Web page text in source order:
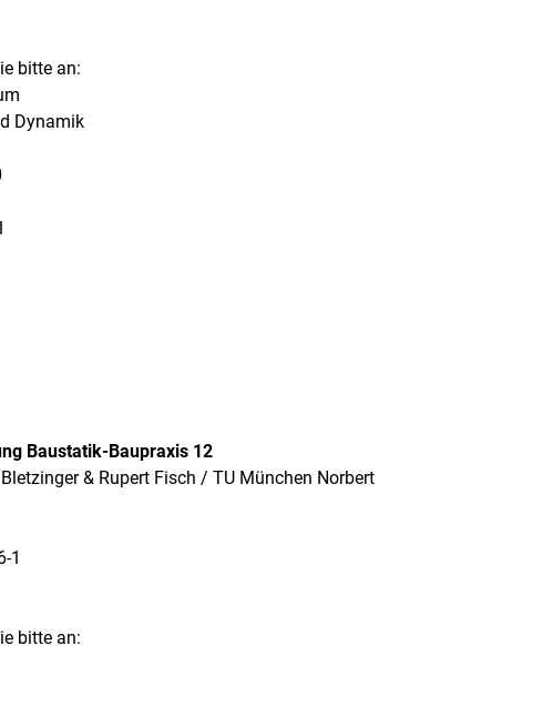
bitte an:
Dynamik
Baustatik-Baupraxis 12
& Rupert Fisch / TU München Norbert
1
bitte an: